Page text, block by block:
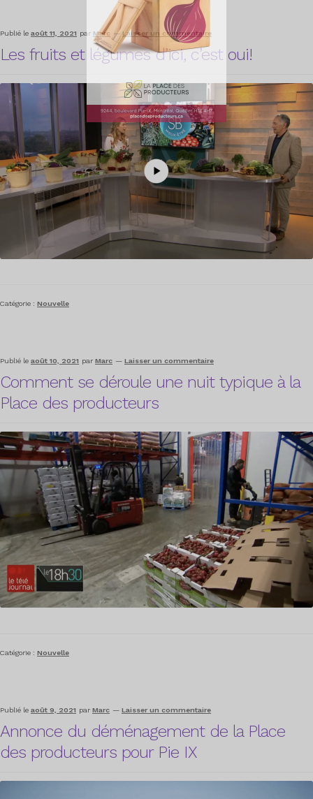
Publié le août 11, 2021 par Marc —Laisser un commentaire
Les fruits et légumes d’ici, c’est oui!
Catégorie : Nouvelle
Publié le août 10, 2021 par Marc — Laisser un commentaire
Comment se déroule une nuit typique à la
Place des producteurs
Catégorie : Nouvelle
Publié le août 9, 2021 par Marc — Laisser un commentaire
Annonce du déménagement de la Place
des producteurs pour Pie IX